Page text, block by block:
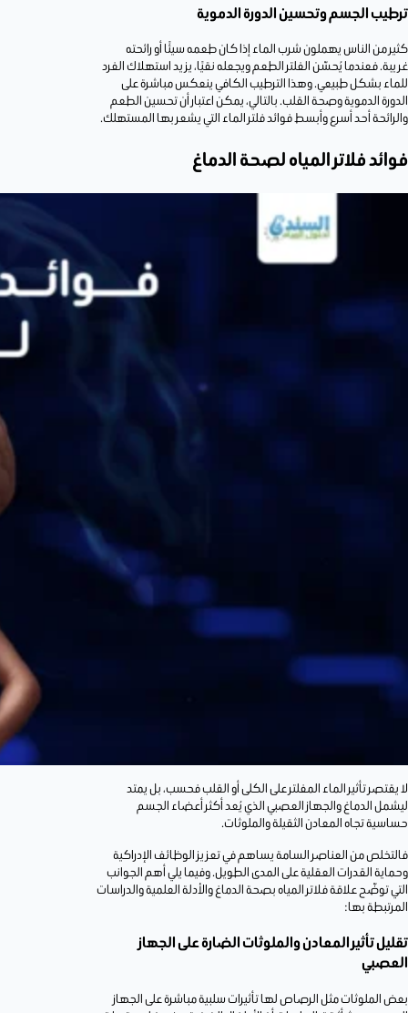
ترطيب الجسم وتحسين الدورة الدموية
كثير من الناس يهملون شرب الماء إذا كان طعمه سيئًا أو رائحته
غريبة. فعندما يُحسّن الفلتر الطعم ويجعله نقيًا، يزيد استهلاك الفرد
للماء بشكل طبيعي. وهذا الترطيب الكافي ينعكس مباشرة على
الدورة الدموية وصحة القلب. بالتالي، يمكن اعتبار أن تحسين الطعم
والرائحة أحد أسرع وأبسط فوائد فلتر الماء التي يشعر بها المستهلك.
فوائد فلاتر المياه لصحة الدماغ
لا يقتصر تأثير الماء المفلتر على الكلى أو القلب فحسب، بل يمتد
ليشمل الدماغ والجهاز العصبي الذي يُعد أكثر أعضاء الجسم
حساسية تجاه المعادن الثقيلة والملوثات.
فالتخلص من العناصر السامة يساهم في تعزيز الوظائف الإدراكية
وحماية القدرات العقلية على المدى الطويل. وفيما يلي أهم الجوانب
التي توضّح علاقة فلاتر المياه بصحة الدماغ والأدلة العلمية والدراسات
المرتبطة بها:
تقليل تأثير المعادن والملوثات الضارة على الجهاز
العصبي
بعض الملوثات مثل الرصاص لها تأثيرات سلبية مباشرة على الجهاز